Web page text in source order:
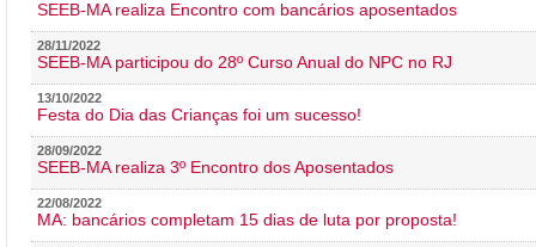
SEEB-MA realiza Encontro com bancários aposentados
28/11/2022
SEEB-MA participou do 28º Curso Anual do NPC no RJ
13/10/2022
Festa do Dia das Crianças foi um sucesso!
28/09/2022
SEEB-MA realiza 3º Encontro dos Aposentados
22/08/2022
MA: bancários completam 15 dias de luta por proposta!